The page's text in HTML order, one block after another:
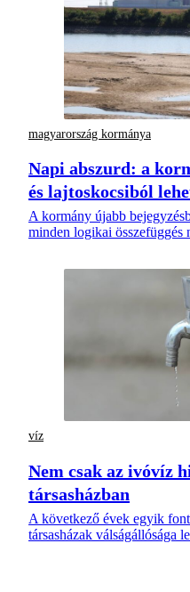
magyarország kormánya
Napi abszurd: a
és lajtoskocsiból
A kormány újabb
minden logikai összefüggés
víz
Nem csak az ivóvíz
társasházban
A következő évek egyik
társasházak válságállósága